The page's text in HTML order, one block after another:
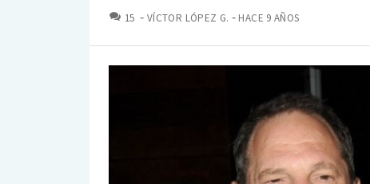
15 COMENTARIOS
VÍCTOR LÓPEZ G. HACE 9 AÑOS